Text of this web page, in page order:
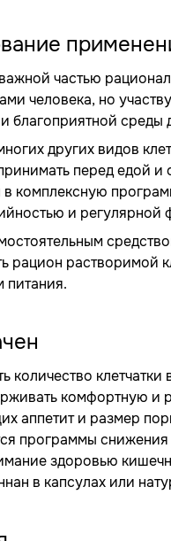
частью
человека, но
благоприятной
других видов
перед едой
комплексную
и регулярной
рацион растворимой
количество
комфортную и
аппетит и размер
программы
здоровью
в капсулах или